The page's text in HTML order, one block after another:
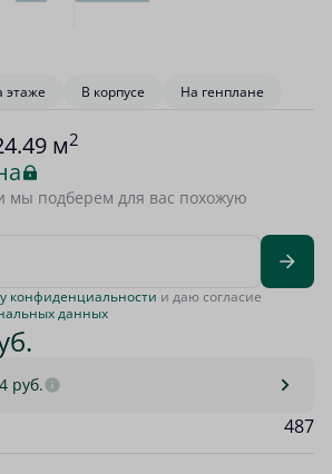
этаже В корпусе На генплане
м2
мы подберем для вас похожую
конфиденциальности и даю согласие
данных
руб.
487